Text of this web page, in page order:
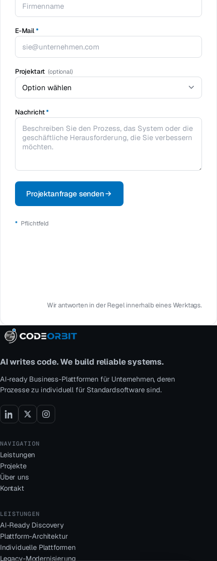
E-Mail*
Projektart (optional)
Nachricht*
Projektanfrage senden
* Pflichtfeld
Wir antworten in der Regel innerhalb eines Werktags.
AI writes code. We build reliable systems.
AI-ready Business-Plattformen für Unternehmen, deren
Prozesse zu individuell für Standardsoftware sind.
NAVIGATION
Leistungen
Projekte
Über uns
Kontakt
LEISTUNGEN
AI-Ready Discovery
Plattform-Architektur
Individuelle Plattformen
Legacy-Modernisierung